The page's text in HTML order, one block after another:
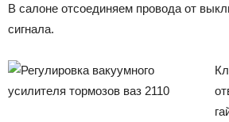
В салоне отсоединяем провода от
сигнала.